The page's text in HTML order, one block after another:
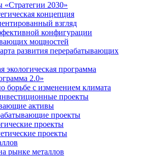
«Стратегии 2030»
концепция
взгляд
конфигурации
мощностей
развития перерабатывающих
экологическая программа
2.0»
борьбе с изменением климата
проекты
активы
проекты
проекты
проекты
рынке металлов